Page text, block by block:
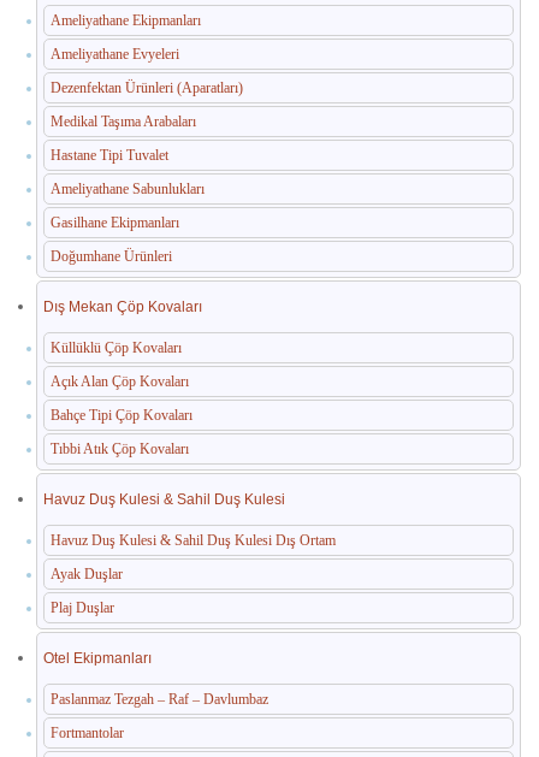
Ameliyathane Ekipmanları
Ameliyathane Evyeleri
Dezenfektan Ürünleri (Aparatları)
Medikal Taşıma Arabaları
Hastane Tipi Tuvalet
Ameliyathane Sabunlukları
Gasilhane Ekipmanları
Doğumhane Ürünleri
Dış Mekan Çöp Kovaları
Küllüklü Çöp Kovaları
Açık Alan Çöp Kovaları
Bahçe Tipi Çöp Kovaları
Tıbbi Atık Çöp Kovaları
Havuz Duş Kulesi & Sahil Duş Kulesi
Havuz Duş Kulesi & Sahil Duş Kulesi Dış Ortam
Ayak Duşlar
Plaj Duşlar
Otel Ekipmanları
Paslanmaz Tezgah – Raf – Davlumbaz
Fortmantolar